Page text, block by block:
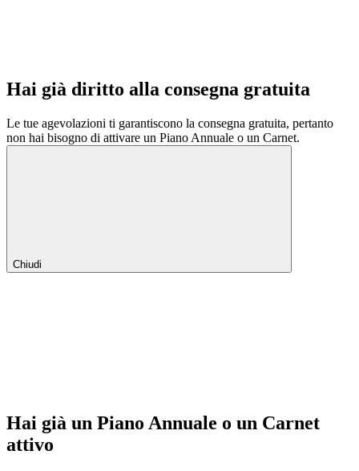
Hai già diritto alla consegna gratuita
Le tue agevolazioni ti garantiscono la consegna gratuita, pertanto
non hai bisogno di attivare un Piano Annuale o un Carnet.
Chiudi
Hai già un Piano Annuale o un Carnet
attivo